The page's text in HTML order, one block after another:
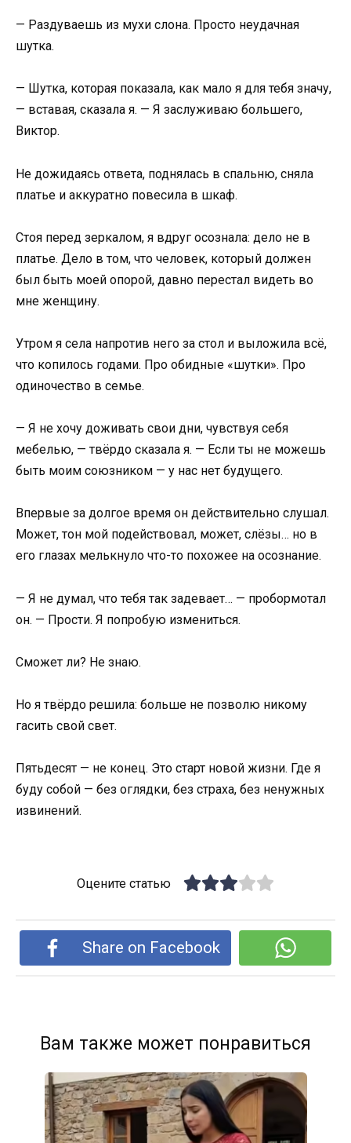
— Раздуваешь из мухи слона. Просто неудачная
шутка.
— Шутка, которая показала, как мало я для тебя значу,
— вставая, сказала я. — Я заслуживаю большего,
Виктор.
Не дожидаясь ответа, поднялась в спальню, сняла
платье и аккуратно повесила в шкаф.
Стоя перед зеркалом, я вдруг осознала: дело не в
платье. Дело в том, что человек, который должен
был быть моей опорой, давно перестал видеть во
мне женщину.
Утром я села напротив него за стол и выложила всё,
что копилось годами. Про обидные «шутки». Про
одиночество в семье.
— Я не хочу доживать свои дни, чувствуя себя
мебелью, — твёрдо сказала я. — Если ты не можешь
быть моим союзником — у нас нет будущего.
Впервые за долгое время он действительно слушал.
Может, тон мой подействовал, может, слёзы… но в
его глазах мелькнуло что-то похожее на осознание.
— Я не думал, что тебя так задевает… — пробормотал
он. — Прости. Я попробую измениться.
Сможет ли? Не знаю.
Но я твёрдо решила: больше не позволю никому
гасить свой свет.
Пятьдесят — не конец. Это старт новой жизни. Где я
буду собой — без оглядки, без страха, без ненужных
извинений.
Оцените статью
Share on Facebook
Вам также может понравиться